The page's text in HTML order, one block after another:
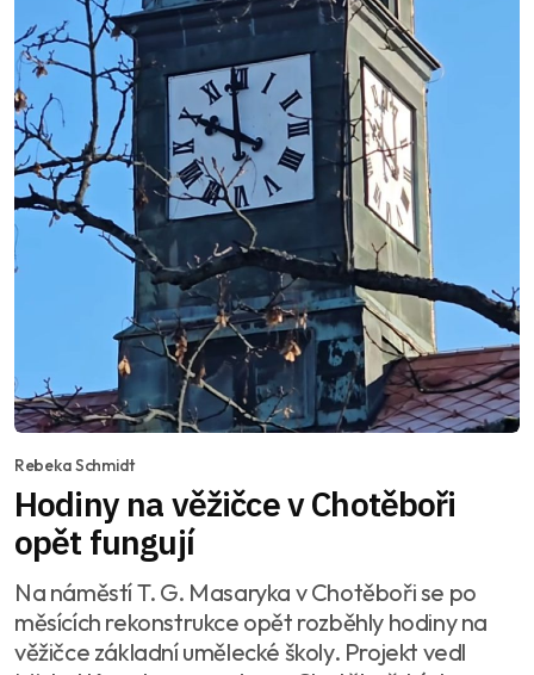
Rebeka Schmidt
Hodiny na věžičce v Chotěboři
opět fungují
Na náměstí T. G. Masaryka v Chotěboři se po
měsících rekonstrukce opět rozběhly hodiny na
věžičce základní umělecké školy. Projekt vedl